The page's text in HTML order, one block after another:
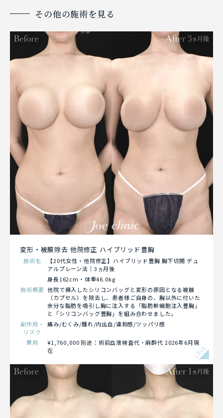
その他の施術を見る
変形・被膜除去 他院修正 ハイブリッド豊胸
施術名
【20代女性・他院修正】ハイブリッド豊胸 胸下切開 デュ
アルプレーン法｜3ヵ月後
身長162cm・体重46.0kg
施術概要 他院で挿入したシリコンバッグと変形の原因となる被膜
（カプセル）を除去し、患者様ご自身の、胸以外に付いた
余分な脂肪を吸引し胸に注入する「脂肪幹細胞注入豊胸」
と「シリコンバッグ豊胸」を組み合わせました。
副作用・
リスク
痛み/むくみ/腫れ/内出血/違和感/ツッパリ感
費用
¥1,760,000 別途：術前血液検査代・麻酔代 2026年6月現
在
click